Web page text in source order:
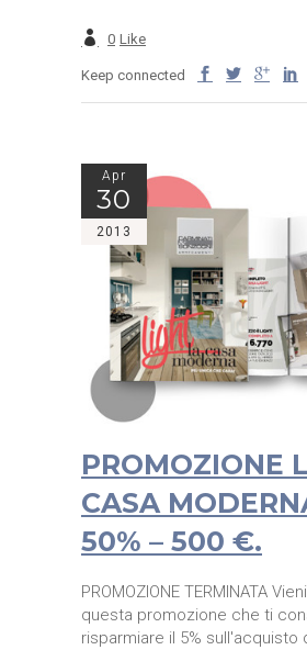
0 Like
Keep connected
Apr
30
2013
PROMOZIONE
CASA
50% – 500 €.
PROMOZIONE TERMINATA
questa promozione che ti
risparmiare il 5% sull'acquisto